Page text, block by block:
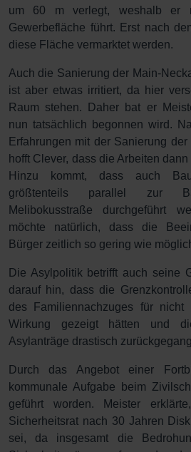
um 60 m verlegt, weshalb er
Gewerbefläche führt. Erst nach
diese Fläche vermarktet werden.
Auch die Sanierung der Main-
ist aber etwas irritiert, da hier
Raum stehen. Daher bat er
nun tatsächlich begonnen wird.
Erfahrungen mit der Sanierung
hofft Clever, dass die Arbeiten
Hinzu kommt, dass auch
größtenteils parallel zur
Melibokusstraße durchgeführt
möchte natürlich, dass die
Bürger zeitlich so gering wie
Die Asylpolitik betrifft auch seine
darauf hin, dass die
des Familiennachzuges für nicht
Wirkung gezeigt hätten und
Asylanträge drastisch
Durch das Angebot einer
kommunale Aufgabe beim
geführt worden. Meister
Sicherheitsrat nach 30 Jahren
sei, da insgesamt die